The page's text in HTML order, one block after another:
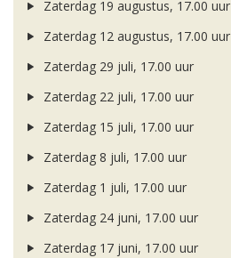
Zaterdag 19 augustus, 17.00 uur
Zaterdag 12 augustus, 17.00 uur
Zaterdag 29 juli, 17.00 uur
Zaterdag 22 juli, 17.00 uur
Zaterdag 15 juli, 17.00 uur
Zaterdag 8 juli, 17.00 uur
Zaterdag 1 juli, 17.00 uur
Zaterdag 24 juni, 17.00 uur
Zaterdag 17 juni, 17.00 uur